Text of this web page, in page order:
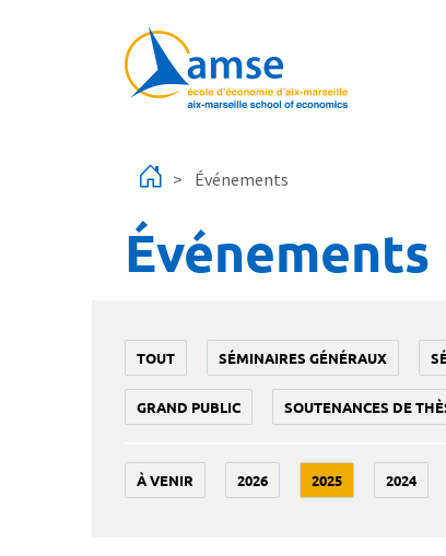
Événements
Événements
TOUT SÉMINAIRES GÉNÉRAUX
GRAND PUBLIC SOUTENANCES DE
À VENIR 2026 2025 2024